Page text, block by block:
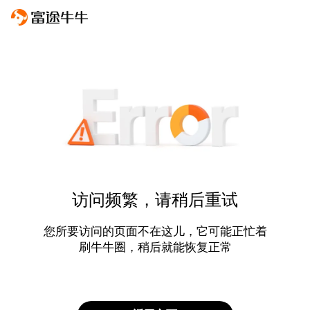
访问频繁，请稍后重试
您所要访问的页面不在这儿，它可能正忙着
刷牛牛圈，稍后就能恢复正常